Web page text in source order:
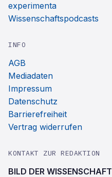
experimenta
Wissenschaftspodcasts
INFO
AGB
Mediadaten
Impressum
Datenschutz
Barrierefreiheit
Vertrag widerrufen
KONTAKT ZUR REDAKTION
BILD DER WISSENSCHAFT